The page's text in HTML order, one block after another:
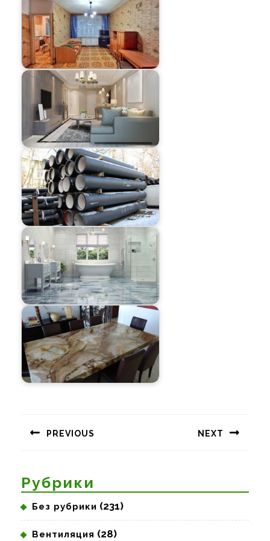
записям
PREVIOUS NEXT
Рубрики
Без рубрики (231)
Вентиляция (28)